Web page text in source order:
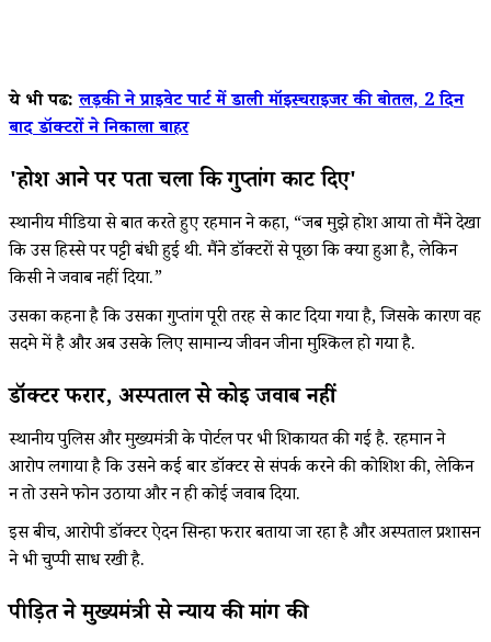
ये भी पढें:लड़की ने प्राइवेट पार्ट में डाली मॉइस्चराइजर की बोतल, 2 दिन
बाद डॉक्टरों ने निकाला बाहर
'होश आने पर पता चला कि गुप्तांग काट दिए'
स्थानीय मीडिया से बात करते हुए रहमान ने कहा, “जब मुझे होश आया तो मैंने देखा
कि उस हिस्से पर पट्टी बंधी हुई थी. मैंने डॉक्टरों से पूछा कि क्या हुआ है, लेकिन
किसी ने जवाब नहीं दिया.”
उसका कहना है कि उसका गुप्तांग पूरी तरह से काट दिया गया है, जिसके कारण वह
सदमे में है और अब उसके लिए सामान्य जीवन जीना मुश्किल हो गया है.
डॉक्टर फरार, अस्पताल से कोई जवाब नहीं
स्थानीय पुलिस और मुख्यमंत्री के पोर्टल पर भी शिकायत की गई है. रहमान ने
आरोप लगाया है कि उसने कई बार डॉक्टर से संपर्क करने की कोशिश की, लेकिन
न तो उसने फोन उठाया और न ही कोई जवाब दिया.
इस बीच, आरोपी डॉक्टर ऐदन सिन्हा फरार बताया जा रहा है और अस्पताल प्रशासन
ने भी चुप्पी साध रखी है.
पीड़ित ने मुख्यमंत्री से न्याय की मांग की